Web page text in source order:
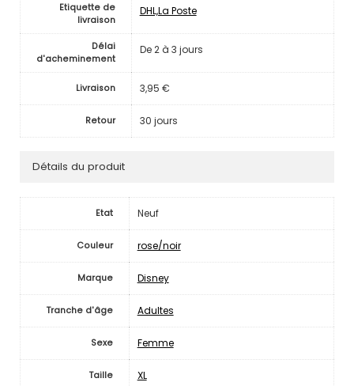
Etiquette de
livraison
DHL,La Poste
Délai
d'acheminement
De 2 à 3 jours
Livraison 3,95 €
Retour 30 jours
Détails du produit
Etat Neuf
Couleur rose/noir
Marque Disney
Tranche d'âge Adultes
Sexe Femme
Taille XL